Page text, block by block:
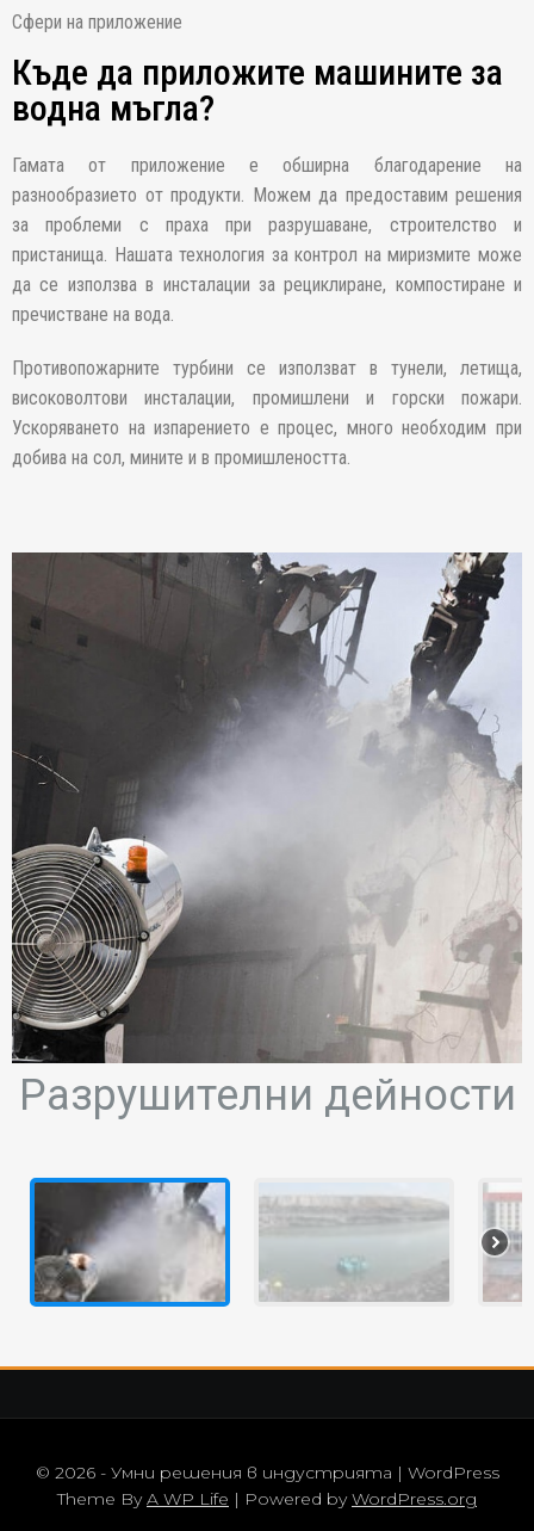
Сфери на приложение
Къде да приложите машините за
водна мъгла?
Гамата от приложение е обширна благодарение на
разнообразието от продукти. Можем да предоставим решения
за проблеми с праха при разрушаване, строителство и
пристанища. Нашата технология за контрол на миризмите може
да се използва в инсталации за рециклиране, компостиране и
пречистване на вода.
Противопожарните турбини се използват в тунели, летища,
високоволтови инсталации, промишлени и горски пожари.
Ускоряването на изпарението е процес, много необходим при
добива на сол, мините и в промишлеността.
Разрушителни дейности
© 2026 - Умни решения в индустрията | WordPress
Theme ByA WP Life | Powered byWordPress.org